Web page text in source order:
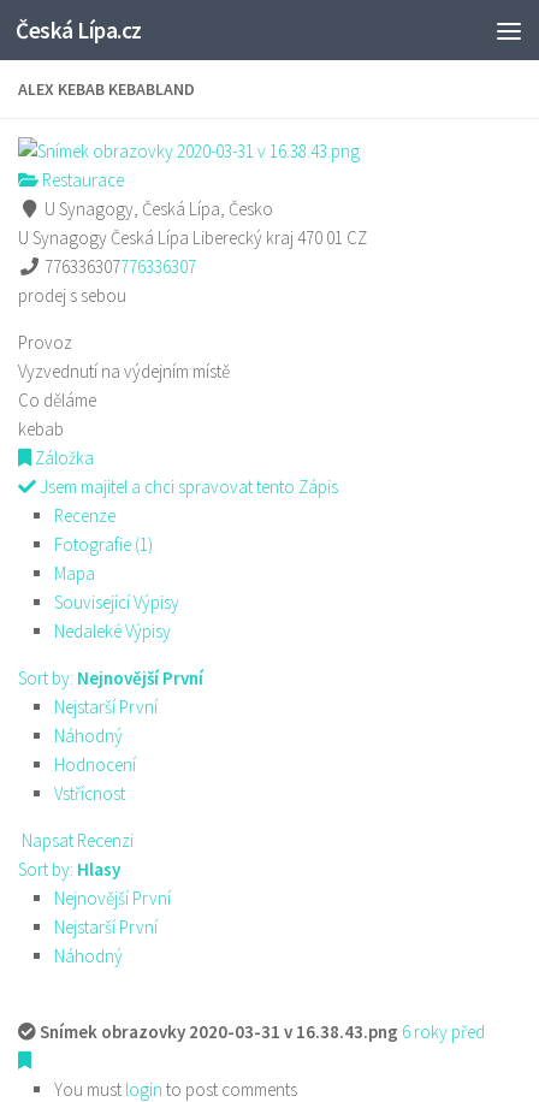
Skip to content
Česká Lípa.cz
ALEX KEBAB KEBABLAND
Restaurace
U Synagogy, Česká Lípa, Česko
U Synagogy Česká Lípa Liberecký kraj470 01 CZ
776336307776336307
prodej s sebou
Provoz
Vyzvednutí na výdejním místě
Co děláme
kebab
Záložka
Jsem majitel a chci spravovat tento Zápis
Recenze
Fotografie (1)
Mapa
Související Výpisy
Nedaleké Výpisy
Sort by: Nejnovější První
Nejstarší První
Náhodný
Hodnocení
Vstřícnost
Napsat Recenzi
Sort by: Hlasy
Nejnovější První
Nejstarší První
Náhodný
Snímek obrazovky 2020-03-31 v 16.38.43.png 6 roky před
You must login to post comments